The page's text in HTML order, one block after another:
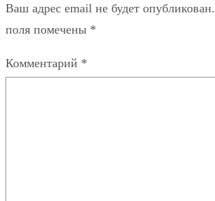
Ваш адрес email не будет опубликован.
поля помечены *
Комментарий *